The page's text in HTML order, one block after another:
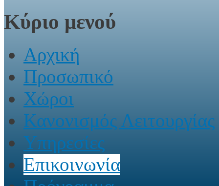
Κύριο μενού
Αρχική
Προσωπικό
Χώροι
Κανονισμός Λειτουργίας
Υπηρεσίες
Επικοινωνία